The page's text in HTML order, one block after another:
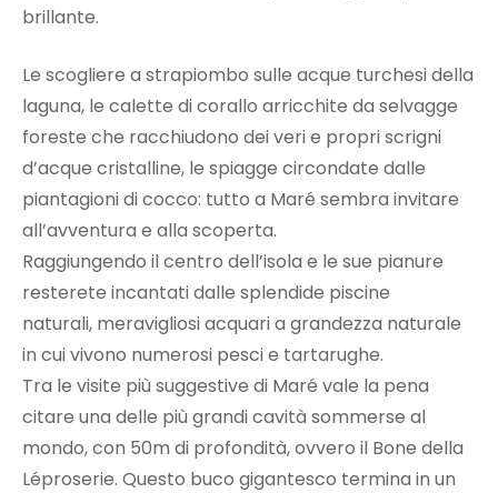
brillante.
Le scogliere a strapiombo sulle acque turchesi della
laguna, le calette di corallo arricchite da selvagge
foreste che racchiudono dei veri e propri scrigni
d’acque cristalline, le spiagge circondate dalle
piantagioni di cocco: tutto a Maré sembra invitare
all’avventura e alla scoperta.
Raggiungendo il centro dell’isola e le sue pianure
resterete incantati dalle splendide piscine
naturali, meravigliosi acquari a grandezza naturale
in cui vivono numerosi pesci e tartarughe.
Tra le visite più suggestive di Maré vale la pena
citare una delle più grandi cavità sommerse al
mondo, con 50m di profondità, ovvero il Bone della
Léproserie. Questo buco gigantesco termina in un